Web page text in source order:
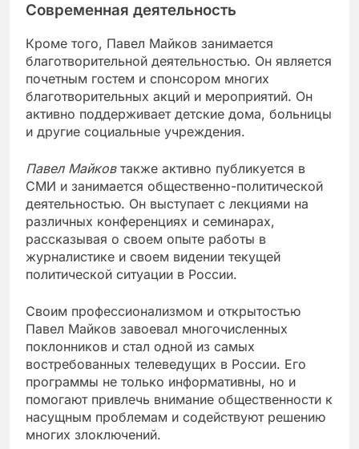
Современная деятельность
Кроме того, Павел Майков занимается
благотворительной деятельностью. Он является
почетным гостем и спонсором многих
благотворительных акций и мероприятий. Он
активно поддерживает детские дома, больницы
и другие социальные учреждения.
Павел Майковтакже активно публикуется в
СМИ и занимается общественно-политической
деятельностью. Он выступает с лекциями на
различных конференциях и семинарах,
рассказывая о своем опыте работы в
журналистике и своем видении текущей
политической ситуации в России.
Своим профессионализмом и открытостью
Павел Майков завоевал многочисленных
поклонников и стал одной из самых
востребованных телеведущих в России. Его
программы не только информативны, но и
помогают привлечь внимание общественности к
насущным проблемам и содействуют решению
многих злоключений.